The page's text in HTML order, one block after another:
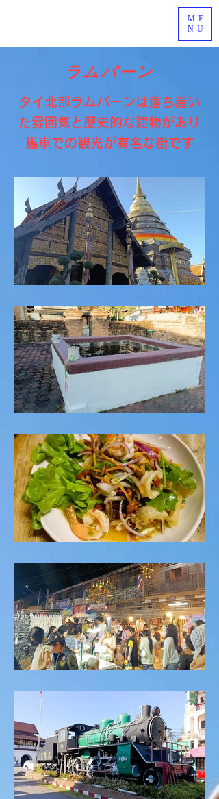
ME
NU
​ラムパーン
​タイ北部ラムパーンは落ち着い
た雰囲気と歴史的な建物があり
馬車での観光が有名な街です